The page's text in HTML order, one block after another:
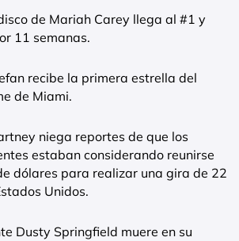
de Mariah Carey llega al #1 y
11 semanas.
recibe la primera estrella del
de Miami.
niega reportes de que los
estaban considerando reunirse
dólares para realizar una gira de 22
Unidos.
Dusty Springfield muere en su